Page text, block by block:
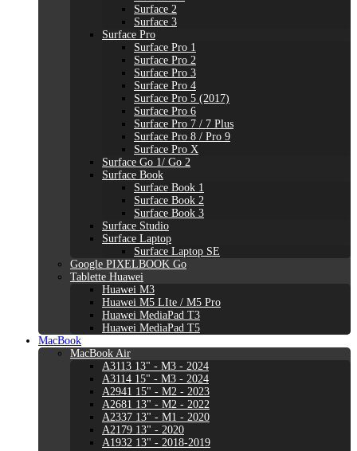
Surface 2
Surface 3
Surface Pro
Surface Pro 1
Surface Pro 2
Surface Pro 3
Surface Pro 4
Surface Pro 5 (2017)
Surface Pro 6
Surface Pro 7 / 7 Plus
Surface Pro 8 / Pro 9
Surface Pro X
Surface Go 1/ Go 2
Surface Book
Surface Book 1
Surface Book 2
Surface Book 3
Surface Studio
Surface Laptop
Surface Laptop SE
Google PIXELBOOK Go
Tablette Huawei
Huawei M3
Huawei M5 LIte / M5 Pro
Huawei MediaPad T3
Huawei MediaPad T5
MacBook
MacBook Air
A3113 13" - M3 - 2024
A3114 15" - M3 - 2024
A2941 15" - M2 - 2023
A2681 13" - M2 - 2022
A2337 13" - M1 - 2020
A2179 13" - 2020
A1932 13" - 2018-2019